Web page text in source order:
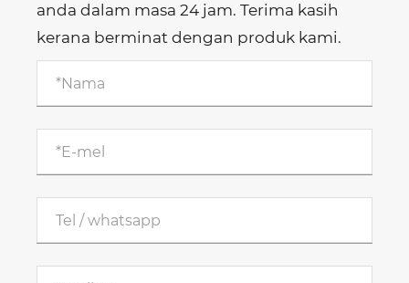
anda dalam masa 24 jam. Terima kasih
kerana berminat dengan produk kami.